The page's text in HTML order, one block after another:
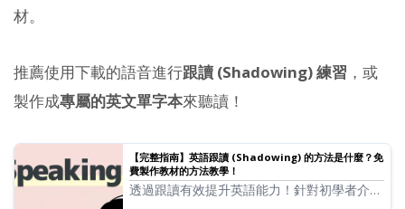
材。
推薦使用下載的語音進行跟讀 (Shadowing) 練習 ，或
製作成專屬的英文單字本來聽讀！
【完整指南】英語跟讀 (Shadowing) 的方法是什麼？免
費製作教材的方法教學！
透過跟讀有效提升英語能力！針對初學者介紹